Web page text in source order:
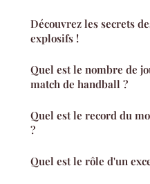
Découvrez les secrets
explosifs !
Quel est le nombre de
match de handball ?
Quel est le record du
?
Quel est le rôle d'un